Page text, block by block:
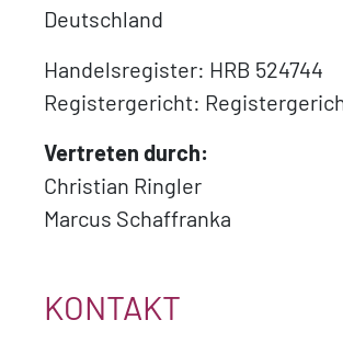
Deutschland
Handelsregister: HRB 524744
Registergericht:
Vertreten durch:
Christian Ringler
Marcus Schaffranka
KONTAKT